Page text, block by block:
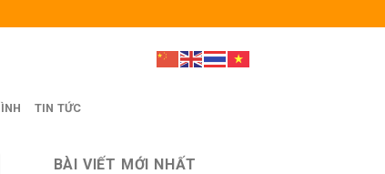
TIN TỨC
BÀI VIẾT MỚI NHẤT